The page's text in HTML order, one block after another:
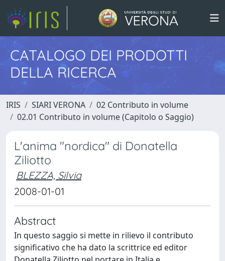
CATALOGO DEI PRODOTTI
DELLA RICERCA
IRIS SIARI VERONA
02 Contributo in volume
02.01 Contributo in volume (Capitolo o Saggio)
L'anima "nordica" di Donatella
Ziliotto
BLEZZA, Silvia
2008-01-01
Abstract
In questo saggio si mette in rilievo il contributo
significativo che ha dato la scrittrice ed editor